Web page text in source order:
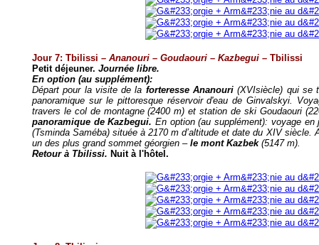
Jour 7: Tbilissi – Ananouri – Goudaouri – Kazbegui – Tbilissi
Petit déjeuner. Journée libre.
En option (au supplément):
Départ pour la visite de la forteresse Ananouri(XVIsiècle) qui se
panoramique sur le pittoresque réservoir d'eau de Ginvalskyi.
travers le col de montagne (2400 m) et station de ski Goudaouri
panoramique de Kazbegui. En option (au supplément): voyage
(Tsminda Saméba) située à 2170 m d’altitude et date du XIV
un des plus grand sommet géorgien –le mont Kazbek(5147 m).
Retour à Tbilissi. Nuit à l'hôtel.